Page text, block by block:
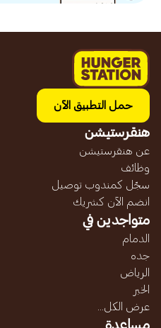
حمل التطبيق الآن
هنقرستيشن
عن هنقرستيشن
وظائف
سجّل كمندوب توصيل
انضم الآن كشريك
متواجدين في
الدمام
جده
الرياض
الخبر
عرض الكل...